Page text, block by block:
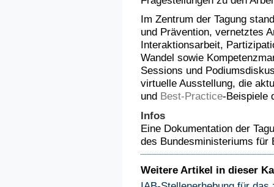
Im Zentrum der Tagung
und Prävention, vernetztes
Interaktionsarbeit,
Wandel sowie
Sessions und
virtuelle Ausstellung, die
und Best-Practice-Beispiele
Infos
Eine Dokumentation der
des Bundesministeriums für
Weitere Artikel in dieser